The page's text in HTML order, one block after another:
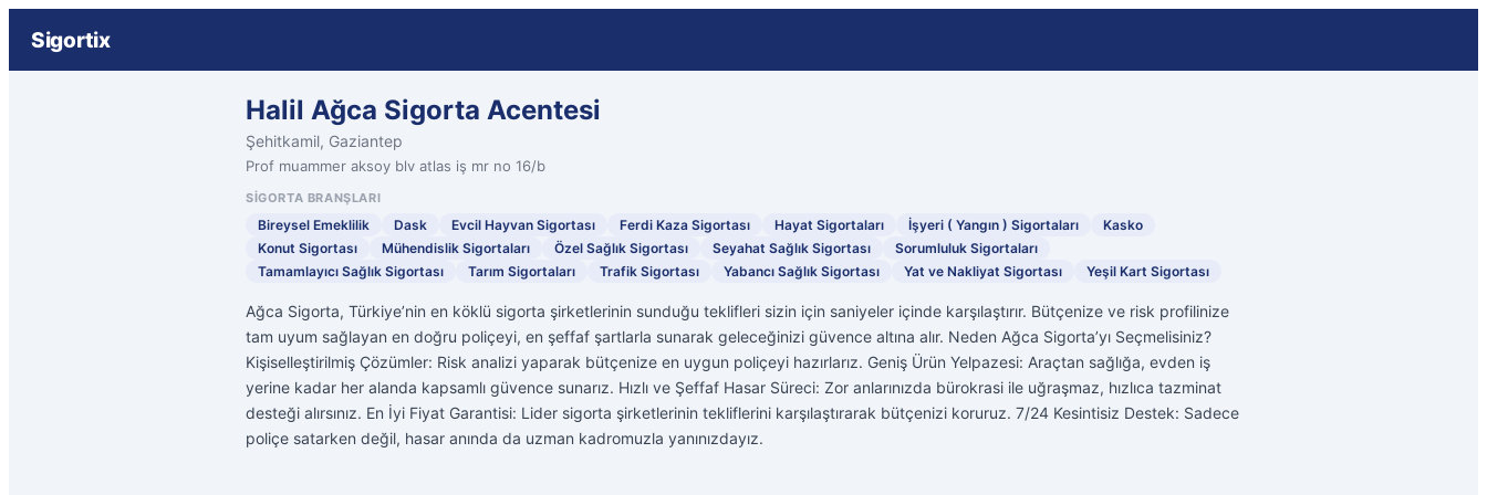
Sigortix
Halil Ağca Sigorta Acentesi
Şehitkamil, Gaziantep
Prof muammer aksoy blv atlas iş mr no 16/b
SIGORTA BRANŞLARI
Bireysel Emeklilik Dask Evcil Hayvan Sigortası Ferdi Kaza Sigortası Hayat Sigortaları İşyeri ( Yangın ) Sigortaları
Kasko
Konut Sigortası
Mühendislik Sigortaları Özel Sağlık Sigortası Seyahat Sağlık Sigortası
Sorumluluk Sigortaları
Tamamlayıcı Sağlık Sigortası
Tarım Sigortaları Trafik Sigortası Yabancı Sağlık Sigortası Yat ve Nakliyat Sigortası Yeşil Kart Sigortası
Ağca Sigorta, Türkiye’nin en köklü sigorta şirketlerinin sunduğu teklifleri sizin için saniyeler içinde karşılaştırır. Bütçenize ve risk profilinize
tam uyum sağlayan en doğru poliçeyi, en şeffaf şartlarla sunarak geleceğinizi güvence altına alır. Neden Ağca Sigorta’yı Seçmelisiniz?
Kişiselleştirilmiş Çözümler: Risk analizi yaparak bütçenize en uygun poliçeyi hazırlarız. Geniş Ürün Yelpazesi: Araçtan sağlığa, evden iş
yerine kadar her alanda kapsamlı güvence sunarız. Hızlı ve Şeffaf Hasar Süreci: Zor anlarınızda bürokrasi ile uğraşmaz, hızlıca tazminat
desteği alırsınız. En İyi Fiyat Garantisi: Lider sigorta şirketlerinin tekliflerini karşılaştırarak bütçenizi koruruz. 7/24 Kesintisiz Destek: Sadece
poliçe satarken değil, hasar anında da uzman kadromuzla yanınızdayız.